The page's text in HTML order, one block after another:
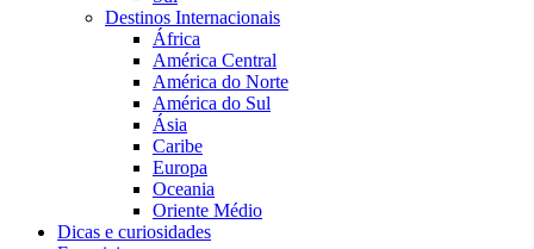
Destinos Internacionais
África
América Central
América do Norte
América do Sul
Ásia
Caribe
Europa
Oceania
Oriente Médio
Dicas e curiosidades